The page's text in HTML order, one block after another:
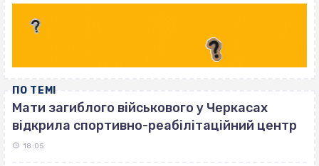
ПО ТЕМІ
Мати загиблого військового у Черкасах
відкрила спортивно-реабілітаційний центр
18:05